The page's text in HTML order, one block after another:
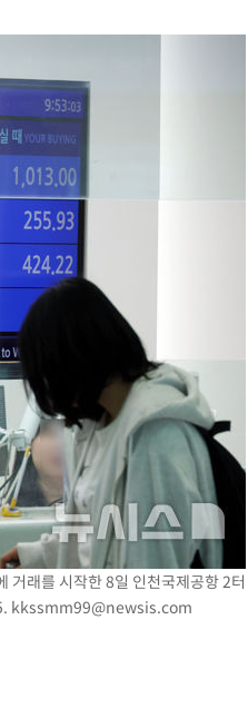
거래를 시작한 8일 인천국제공항 2터
kkssmm99@newsis.com